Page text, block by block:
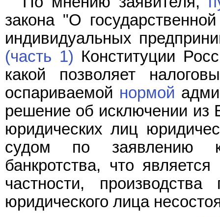
закона "О
индивидуальных
(часть 1) Конституции
какой позволяет
оспариваемой нормой
решение об исключении из
юридических лиц
судом по заявлению
банкротства, что
частности,
юридического лица